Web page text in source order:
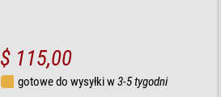
$ 115,00
gotowe do wysyłki w3-5 tygodni